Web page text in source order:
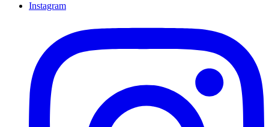
Instagram